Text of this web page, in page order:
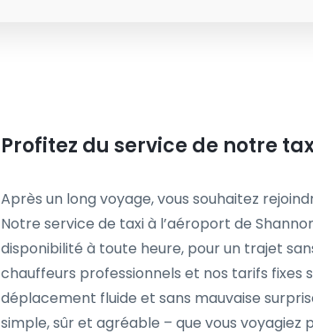
Profitez du service de notre
Après un long voyage, vous souhaitez
Notre service de taxi à l’aéroport de
disponibilité à toute heure, pour un trajet
chauffeurs professionnels et nos tarifs fixes
déplacement fluide et sans mauvaise
simple, sûr et agréable – que vous voyagiez